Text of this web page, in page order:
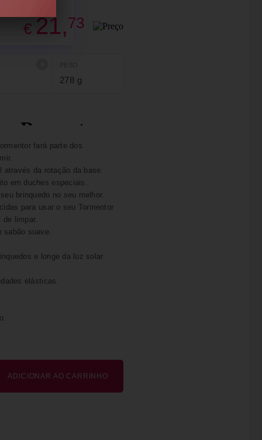
€ 21,73
278 g
fará parte dos
da rotação da base.
em duches especiais.
brinquedo no seu melhor.
para usar o seu Tormentor
limpar.
sabão suave.
e longe da luz solar
elásticas.
ADICIONAR AO CARRINHO